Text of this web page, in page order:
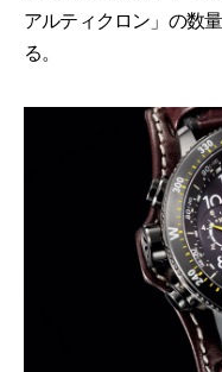
アルティクロン」の数
る。